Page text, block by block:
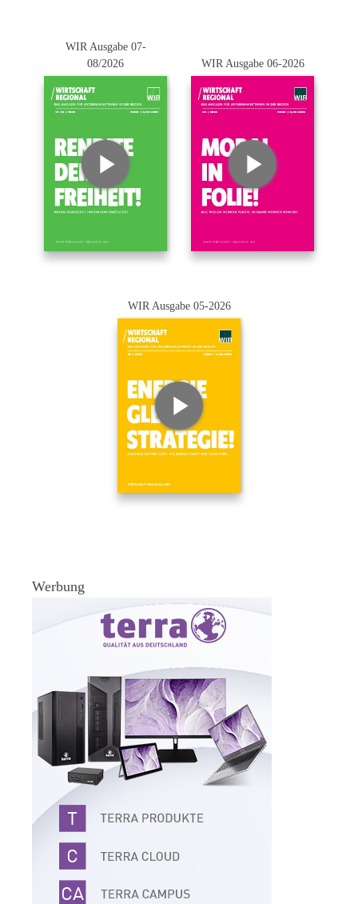
WIR Ausgabe 07-
08/2026
WIR Ausgabe 06-2026
WIR Ausgabe 05-2026
Werbung